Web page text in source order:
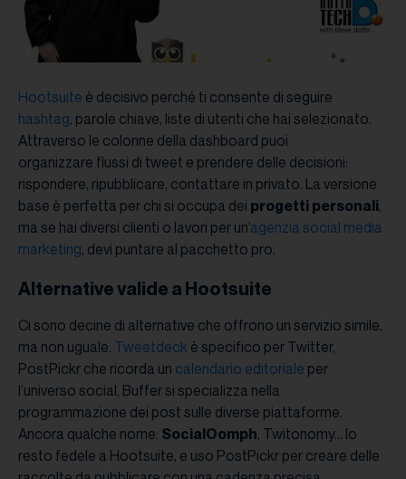
Hootsuite è decisivo perché ti consente di seguire
hashtag, parole chiave, liste di utenti che hai selezionato.
Attraverso le colonne della dashboard puoi
organizzare flussi di tweet e prendere delle decisioni:
rispondere, ripubblicare, contattare in privato. La versione
base è perfetta per chi si occupa dei progetti personali,
ma se hai diversi clienti o lavori per un’agenzia social media
marketing, devi puntare al pacchetto pro.
Alternative valide a Hootsuite
Ci sono decine di alternative che offrono un servizio simile,
ma non uguale. Tweetdeck è specifico per Twitter,
PostPickr che ricorda un calendario editoriale per
l’universo social, Buffer si specializza nella
programmazione dei post sulle diverse piattaforme.
Ancora qualche nome: SocialOomph, Twitonomy… Io
resto fedele a Hootsuite, e uso PostPickr per creare delle